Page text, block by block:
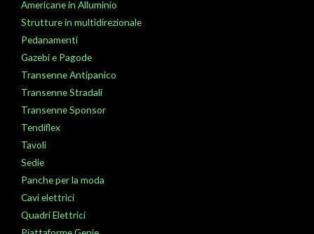
Americane in Alluminio
Strutture in multidirezionale
Pedanamenti
Gazebi e Pagode
Transenne Antipanico
Transenne Stradali
Transenne Sponsor
Tendiflex
Tavoli
Sedie
Panche per la moda
Cavi elettrici
Quadri Elettrici